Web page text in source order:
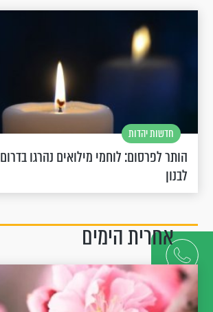
דברו
איתנו
חדשות יהדות
הותר לפרסום: לוחמי מילואים נהרגו בדרום
לבנון
אחרית הימים